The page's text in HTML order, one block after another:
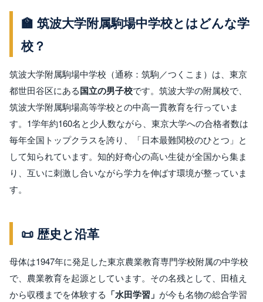
🏫 筑波大学附属駒場中学校とはどんな学
校？
筑波大学附属駒場中学校（通称：筑駒／つくこま）は、東京
都世田谷区にある国立の男子校です。筑波大学の附属校で、
筑波大学附属駒場高等学校との中高一貫教育を行っていま
す。1学年約160名と少人数ながら、東京大学への合格者数は
毎年全国トップクラスを誇り、「日本最難関校のひとつ」と
して知られています。知的好奇心の高い生徒が全国から集ま
り、互いに刺激し合いながら学力を伸ばす環境が整っていま
す。
📜 歴史と沿革
母体は1947年に発足した東京農業教育専門学校附属の中学校
で、農業教育を起源としています。その名残として、田植え
から収穫までを体験する 「水田学習」 が今も名物の総合学習